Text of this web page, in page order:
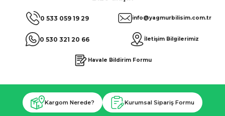
0 533 059 19 29
0 530 321 20 66
info@yagmurbilisim.com.tr
İletişim Bilgilerimiz
Havale Bildirim Formu
Kargom Nerede? Kurumsal Sipariş Formu